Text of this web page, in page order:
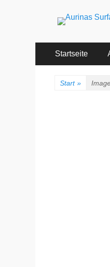
Oberflächen
Primäres
Menü
Startseite
Start »